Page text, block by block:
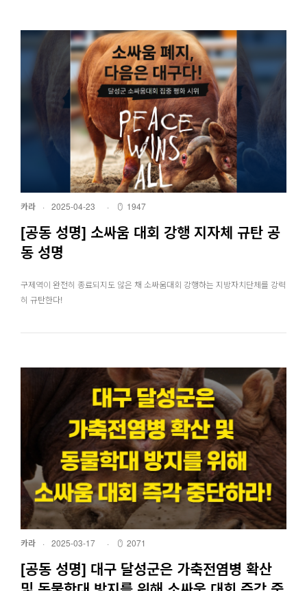
카라 · 2025-04-23 · 1947
[공동 성명] 소싸움 대회 강행 지자체 규탄 공
동 성명
구제역이 완전히 종료되지도 않은 채 소싸움대회 강행하는 지방자치단체를 강력
히 규탄한다!
카라 · 2025-03-17 · 2071
[공동 성명] 대구 달성군은 가축전염병 확산